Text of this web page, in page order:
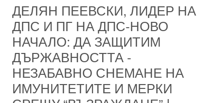
ДЕЛЯН ПЕЕВСКИ, ЛИДЕР НА
ДПС И ПГ НА ДПС-НОВО
НАЧАЛО: ДА ЗАЩИТИМ
ДЪРЖАВНОСТТА -
НЕЗАБАВНО СНЕМАНЕ НА
ИМУНИТЕТИТЕ И МЕРКИ